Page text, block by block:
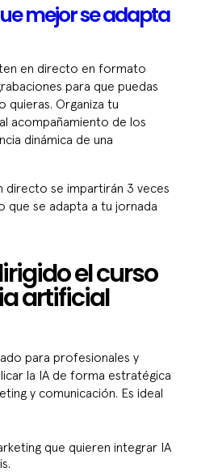
mejor se adapta
en directo en formato
para que puedas
quieras. Organiza tu
acompañamiento de los
dinámica de una
directo se impartirán 3 veces
que se adapta a tu jornada
el curso
artificial
para profesionales y
la IA de forma estratégica
y comunicación. Es ideal
que quieren integrar IA